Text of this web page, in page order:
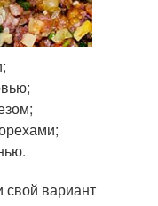
свой вариант